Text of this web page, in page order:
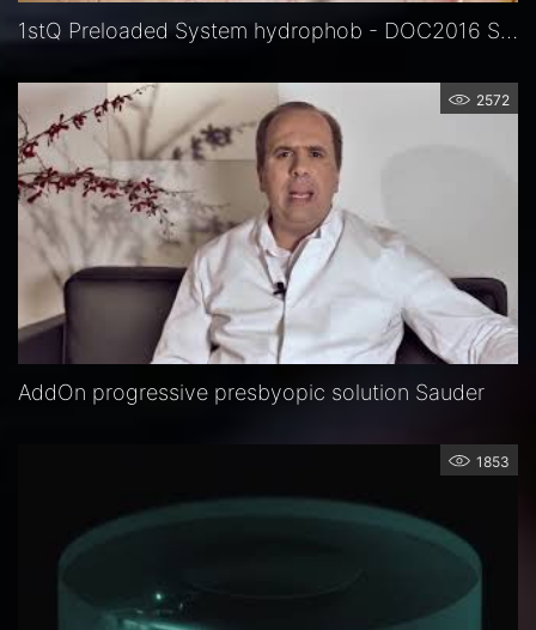
1stQ Preloaded System hydrophob - DOC2016 Sauder
2572
AddOn progressive presbyopic solution Sauder
1853